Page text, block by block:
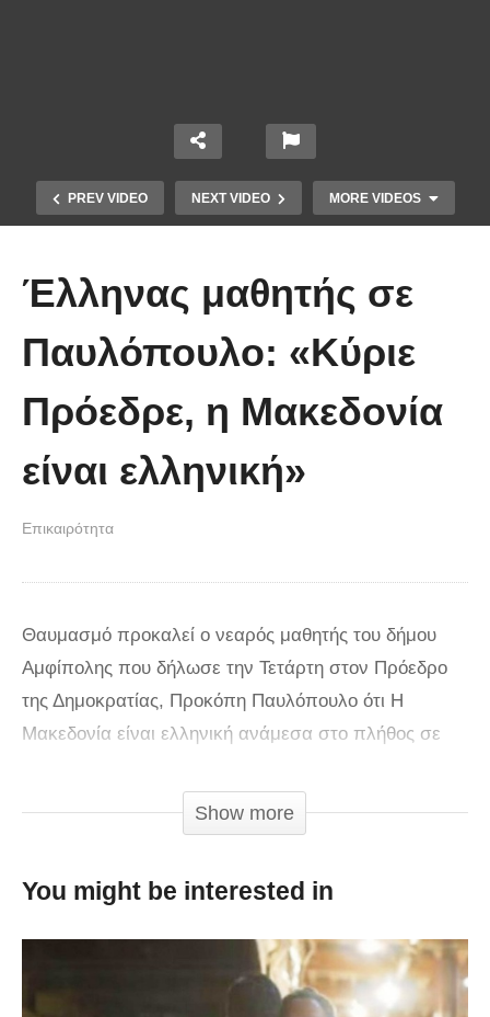
PREV VIDEO NEXT VIDEO MORE VIDEOS
πρώτη στιγμή και συγκίνησε το
νοηματική με ένα μικρό κορίτσι
Έλληνας μαθητής σε
Παυλόπουλο: «Κύριε
Πρόεδρε, η Μακεδονία
είναι ελληνική»
Επικαιρότητα
Θαυμασμό προκαλεί ο νεαρός μαθητής του δήμου
Αμφίπολης που δήλωσε την Τετάρτη στον Πρόεδρο
της Δημοκρατίας, Προκόπη Παυλόπουλο ότι Η
Μακεδονία είναι ελληνική ανάμεσα στο πλήθος σε
του Ολοκαυτώματος των Νέων Κερδυλλίων.
Show more
You might be interested in